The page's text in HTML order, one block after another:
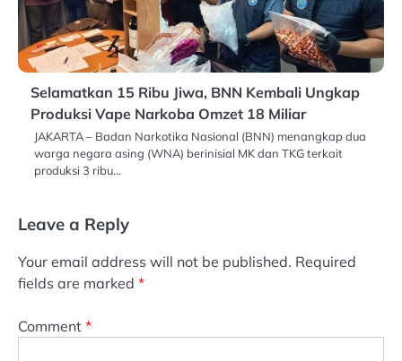
Selamatkan 15 Ribu Jiwa, BNN Kembali Ungkap
Produksi Vape Narkoba Omzet 18 Miliar
JAKARTA – Badan Narkotika Nasional (BNN) menangkap dua
warga negara asing (WNA) berinisial MK dan TKG terkait
produksi 3 ribu…
Leave a Reply
Your email address will not be published. Required
fields are marked *
Comment *